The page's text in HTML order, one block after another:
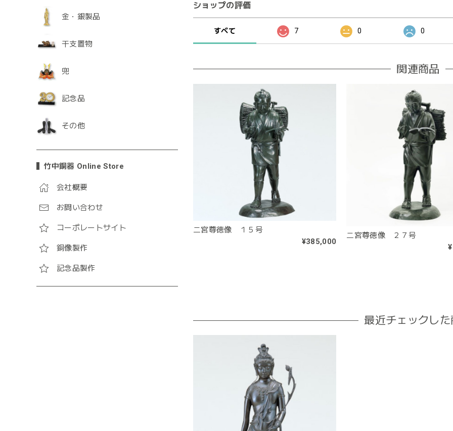
金・銀製品
干支置物
兜
記念品
その他
竹中銅器 Online Store
会社概要
お問い合わせ
コーポレートサイト
銅像製作
記念品製作
ショップの評価
すべて 7 0 0
関連商品
二宮尊徳像 １５号
¥385,000
二宮尊徳像 ２７号
最近チェックし